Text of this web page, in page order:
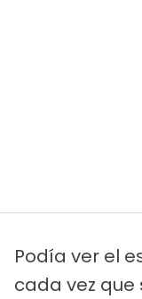
Podía ver el
cada vez